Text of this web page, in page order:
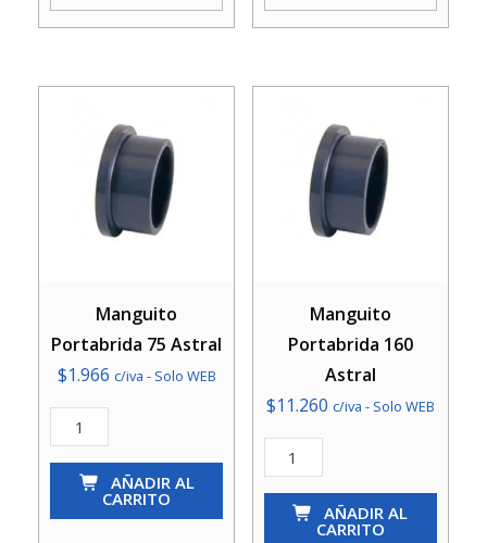
Manguito
Portabrida 75 Astral
$1.966 c/iva - Solo WEB
Manguito
Portabrida
AÑADIR AL
CARRITO
Manguito
Portabrida 160
Astral
$11.260 c/iva - Solo WEB
Manguito
Portabrida
AÑADIR AL
CARRITO